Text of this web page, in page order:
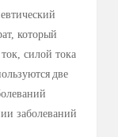
условиях, без